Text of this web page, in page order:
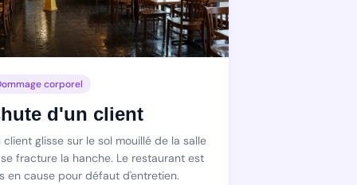
corporel
d'un client
client glisse sur le sol mouillé de la salle
fracture la hanche. Le restaurant est
en cause pour défaut d'entretien.